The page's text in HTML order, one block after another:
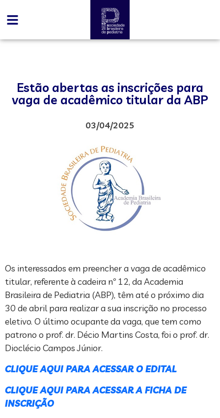
Estão abertas as inscrições para
vaga de acadêmico titular da ABP
03/04/2025
Os interessados em preencher a vaga de acadêmico
titular, referente à cadeira nº 12, da Academia
Brasileira de Pediatria (ABP), têm até o próximo dia
30 de abril para realizar a sua inscrição no processo
eletivo. O último ocupante da vaga, que tem como
patrono o prof. dr. Décio Martins Costa, foi o prof. dr.
Dioclécio Campos Júnior.
CLIQUE AQUI PARA ACESSAR O EDITAL
CLIQUE AQUI PARA ACESSAR A FICHA DE
INSCRIÇÃO